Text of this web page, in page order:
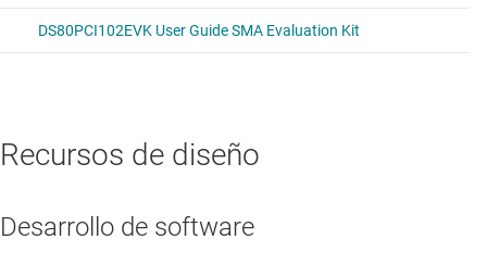
Recursos de diseño
Desarrollo de software